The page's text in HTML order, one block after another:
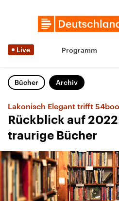
Live Programm
Bücher Archiv
Lakonisch Elegant trifft
Rückblick auf
traurige Bücher